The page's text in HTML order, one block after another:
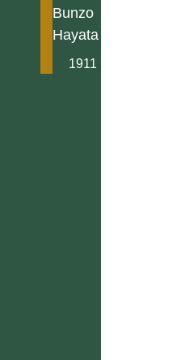
Bunzo
Hayata
1911